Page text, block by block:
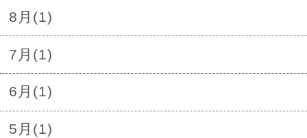
8月(1)
7月(1)
6月(1)
5月(1)